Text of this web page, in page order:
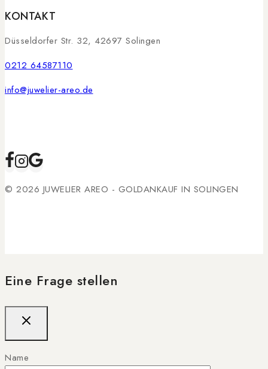
KONTAKT
Düsseldorfer Str. 32, 42697 Solingen
0212 64587110
info@juwelier-areo.de
© 2026 JUWELIER AREO - GOLDANKAUF IN SOLINGEN
Eine Frage stellen
Name